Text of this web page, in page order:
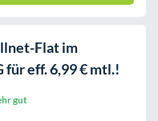
Flat im
für eff. 6,99 € mtl.!
gut